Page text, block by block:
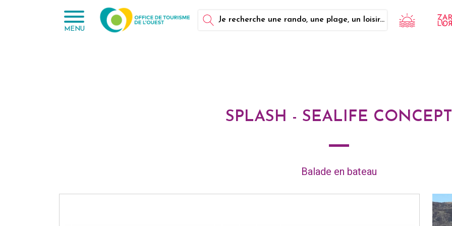
MENU
Je recherche une rando, une plage, un loisir...
SPLASH - SEALIFE CONCEPT
Balade en bateau